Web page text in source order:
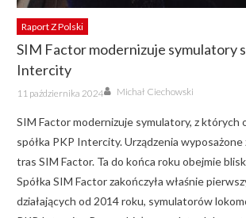
Raport Z Polski
SIM Factor modernizuje symulatory
Intercity
Posted
on
11 października 2024 Author
Michał Ciechowski
SIM Factor modernizuje symulatory, z których
spółka PKP Intercity. Urządzenia wyposażone
tras SIM Factor. Ta do końca roku obejmie
Spółka SIM Factor zakończyła właśnie
działających od 2014 roku, symulatorów